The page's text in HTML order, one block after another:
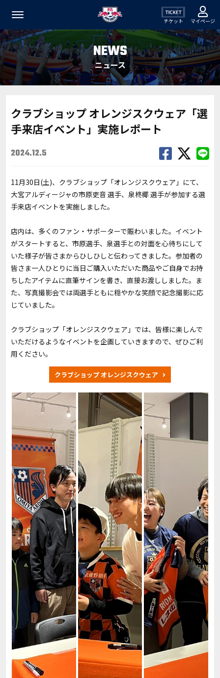
チケット マイページ
NEWS
ニュース
クラブショップ オレンジスクウェア「選
手来店イベント」実施レポート
2024.12.5
11月30日(土)、クラブショップ「オレンジスクウェア」にて、
大宮アルディージャの市原吏音 選手、泉柊椰 選手が参加する選
手来店イベントを実施しました。
店内は、多くのファン・サポーターで賑わいました。イベント
がスタートすると、市原選手、泉選手との対面を心待ちにして
いた様子が皆さまからひしひしと伝わってきました。参加者の
皆さま一人ひとりに当日ご購入いただいた商品やご自身でお持
ちしたアイテムに直筆サインを書き、直接お渡ししました。ま
た、写真撮影会では両選手ともに穏やかな笑顔で記念撮影に応
じていました。
クラブショップ「オレンジスクウェア」では、皆様に楽しんで
いただけるようなイベントを企画していきますので、ぜひご利
用ください。
クラブショップ オレンジスクウェア